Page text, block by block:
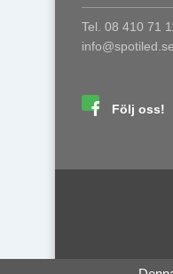
Tel. 08 410 71
info@spotiled.se
Följ oss!